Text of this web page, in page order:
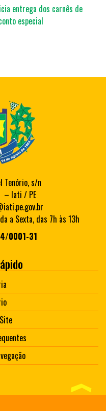
entrega dos carnês de
especial
Tenório, s/n
– Iati / PE
a Sexta, das 7h às 13h
0001-31